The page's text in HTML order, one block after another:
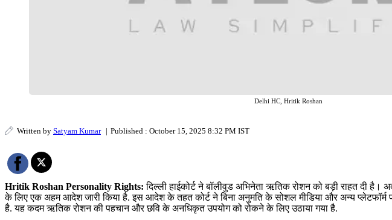
Delhi HC, Hritik Roshan
Written by Satyam Kumar | Published : October 15, 2025 8:32 PM IST
Hritik Roshan Personality Rights:दिल्ली हाईकोर्ट ने बॉलीवुड अभिनेता ऋतिक रोशन को बड़ी राहत दी है।
के लिए एक अहम आदेश जारी किया है. इस आदेश के तहत कोर्ट ने बिना अनुमति के सोशल मीडिया और अन्य प्लेटफॉर्म
है. यह कदम ऋतिक रोशन की पहचान और छवि के अनधिकृत उपयोग को रोकने के लिए उठाया गया है.